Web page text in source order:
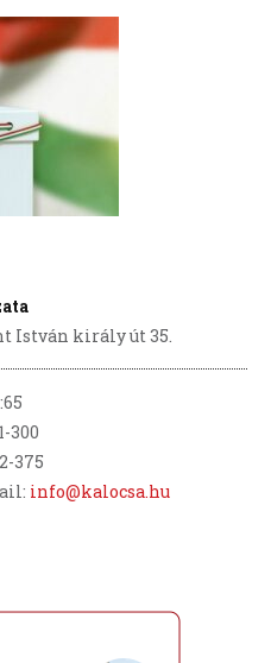
István király út 35.
300
375
info@kalocsa.hu